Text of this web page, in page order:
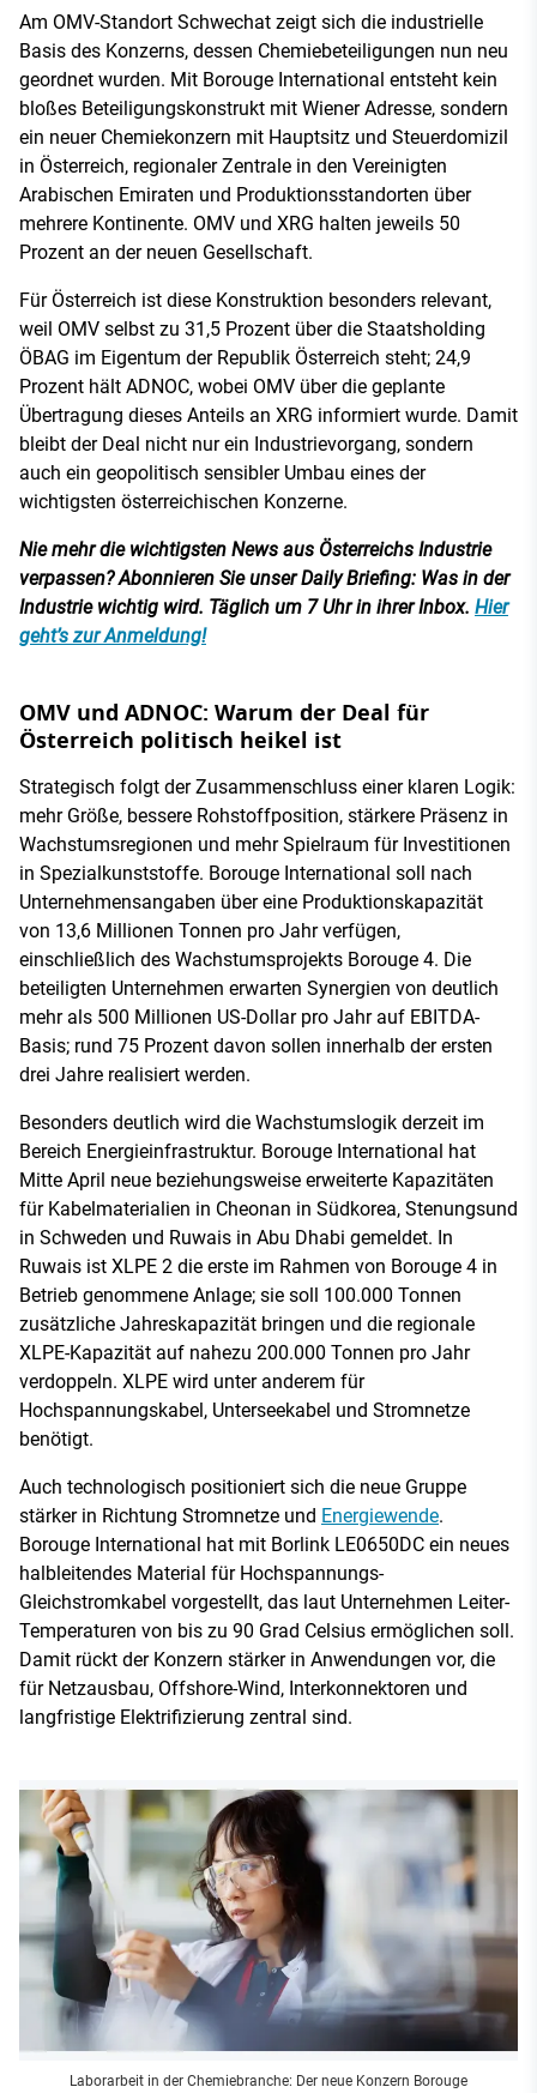
Am OMV-Standort Schwechat zeigt sich die industrielle
Basis des Konzerns, dessen Chemiebeteiligungen nun neu
geordnet wurden. Mit Borouge International entsteht kein
bloßes Beteiligungskonstrukt mit Wiener Adresse, sondern
ein neuer Chemiekonzern mit Hauptsitz und Steuerdomizil
in Österreich, regionaler Zentrale in den Vereinigten
Arabischen Emiraten und Produktionsstandorten über
mehrere Kontinente. OMV und XRG halten jeweils 50
Prozent an der neuen Gesellschaft.
Für Österreich ist diese Konstruktion besonders relevant,
weil OMV selbst zu 31,5 Prozent über die Staatsholding
ÖBAG im Eigentum der Republik Österreich steht; 24,9
Prozent hält ADNOC, wobei OMV über die geplante
Übertragung dieses Anteils an XRG informiert wurde. Damit
bleibt der Deal nicht nur ein Industrievorgang, sondern
auch ein geopolitisch sensibler Umbau eines der
wichtigsten österreichischen Konzerne.
Nie mehr die wichtigsten News aus Österreichs Industrie
verpassen? Abonnieren Sie unser Daily Briefing: Was in der
Industrie wichtig wird. Täglich um 7 Uhr in ihrer Inbox. Hier
geht’s zur Anmeldung!
OMV und ADNOC: Warum der Deal für
Österreich politisch heikel ist
Strategisch folgt der Zusammenschluss einer klaren Logik:
mehr Größe, bessere Rohstoffposition, stärkere Präsenz in
Wachstumsregionen und mehr Spielraum für Investitionen
in Spezialkunststoffe. Borouge International soll nach
Unternehmensangaben über eine Produktionskapazität
von 13,6 Millionen Tonnen pro Jahr verfügen,
einschließlich des Wachstumsprojekts Borouge 4. Die
beteiligten Unternehmen erwarten Synergien von deutlich
mehr als 500 Millionen US-Dollar pro Jahr auf EBITDA-
Basis; rund 75 Prozent davon sollen innerhalb der ersten
drei Jahre realisiert werden.
Besonders deutlich wird die Wachstumslogik derzeit im
Bereich Energieinfrastruktur. Borouge International hat
Mitte April neue beziehungsweise erweiterte Kapazitäten
für Kabelmaterialien in Cheonan in Südkorea, Stenungsund
in Schweden und Ruwais in Abu Dhabi gemeldet. In
Ruwais ist XLPE 2 die erste im Rahmen von Borouge 4 in
Betrieb genommene Anlage; sie soll 100.000 Tonnen
zusätzliche Jahreskapazität bringen und die regionale
XLPE-Kapazität auf nahezu 200.000 Tonnen pro Jahr
verdoppeln. XLPE wird unter anderem für
Hochspannungskabel, Unterseekabel und Stromnetze
benötigt.
Auch technologisch positioniert sich die neue Gruppe
stärker in Richtung Stromnetze und Energiewende.
Borouge International hat mit Borlink LE0650DC ein neues
halbleitendes Material für Hochspannungs-
Gleichstromkabel vorgestellt, das laut Unternehmen Leiter-
Temperaturen von bis zu 90 Grad Celsius ermöglichen soll.
Damit rückt der Konzern stärker in Anwendungen vor, die
für Netzausbau, Offshore-Wind, Interkonnektoren und
langfristige Elektrifizierung zentral sind.
Laborarbeit in der Chemiebranche: Der neue Konzern Borouge